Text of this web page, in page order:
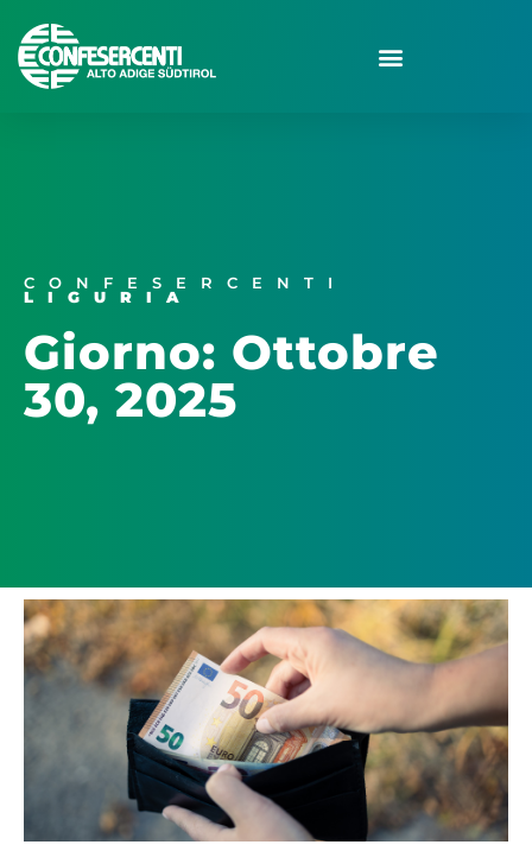
CONFESERCENTI
LIGURIA
Giorno: Ottobre
30, 2025